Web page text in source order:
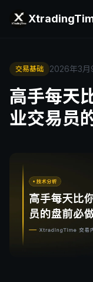
交易基础 2026年3月
高手每天
业交易员